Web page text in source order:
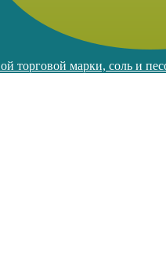
торговой марки, соль и